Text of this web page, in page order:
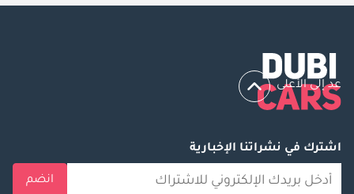
عد إلى الأعلى
اشترك في نشراتنا الإخبارية
انضم